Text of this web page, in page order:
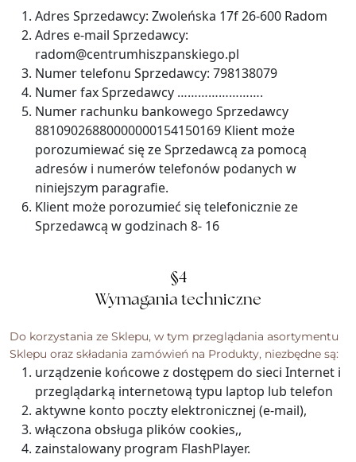
Adres Sprzedawcy: Zwoleńska 17f 26-600 Radom
Adres e-mail Sprzedawcy:
radom@centrumhiszpanskiego.pl
Numer telefonu Sprzedawcy: 798138079
Numer fax Sprzedawcy …………………….
Numer rachunku bankowego Sprzedawcy
88109026880000000154150169 Klient może
porozumiewać się ze Sprzedawcą za pomocą
adresów i numerów telefonów podanych w
niniejszym paragrafie.
Klient może porozumieć się telefonicznie ze
Sprzedawcą w godzinach 8- 16
§4
Wymagania techniczne
Do korzystania ze Sklepu, w tym przeglądania asortymentu
Sklepu oraz składania zamówień na Produkty, niezbędne są:
urządzenie końcowe z dostępem do sieci Internet i
przeglądarką internetową typu laptop lub telefon
aktywne konto poczty elektronicznej (e-mail),
włączona obsługa plików cookies,,
zainstalowany program FlashPlayer.